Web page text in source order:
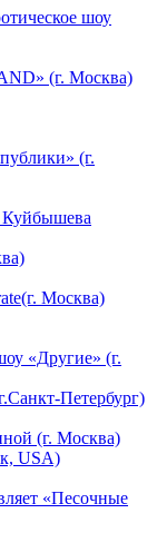
шоу
(г. Москва)
(г.
Москва)
«Другие» (г.
Петербург)
(г. Москва)
USA)
«Песочные